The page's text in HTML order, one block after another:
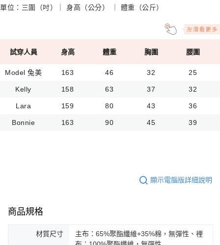
單位：三圍（吋）｜ 身高（公分） ｜ 體重（公斤）
試穿人員 身高 體重 胸圍 腰圍
Model 兔美 163 46 32 25
Kelly 158 63 37 32
Lara 159 80 43 36
Bonnie 163 90 45 39
顯示電腦版詳細說明
商品規格
材質尺寸
主布：65%聚酯纖維+35%棉，無彈性、裡